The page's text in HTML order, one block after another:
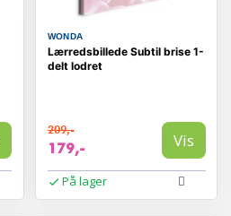
WONDA
Lærredsbillede Subtil brise 1-
delt lodret
209,-
179,- Vis
På lager